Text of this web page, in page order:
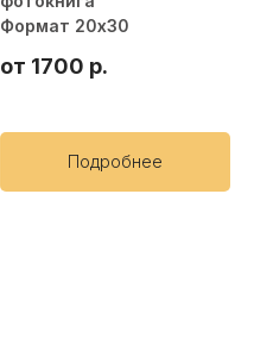
Формат 20х30
от 1700 р.
Подробнее